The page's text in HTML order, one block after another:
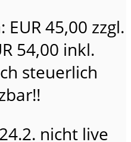
45,00 zzgl.
54,00 inkl.
steuerlich
nicht live